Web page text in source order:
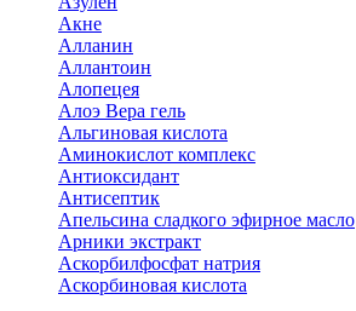
Акне
Алланин
Аллантоин
Алопецея
Алоэ Вера гель
Альгиновая кислота
Аминокислот комплекс
Антиоксидант
Антисептик
Апельсина сладкого эфирное масло
Арники экстракт
Аскорбилфосфат натрия
Аскорбиновая кислота